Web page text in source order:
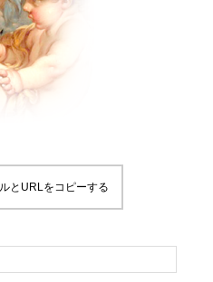
とURLをコピーする